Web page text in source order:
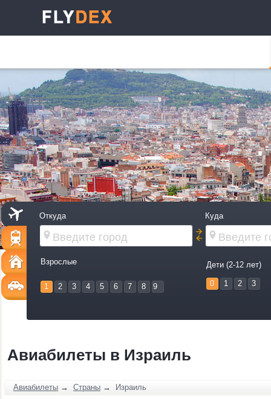
Откуда Куда
Взрослые
1 2 3 4 5 6 7 8 9
Дети (2-12 лет)
0 1 2 3
Авиабилеты в Израиль
Авиабилеты → Страны → Израиль